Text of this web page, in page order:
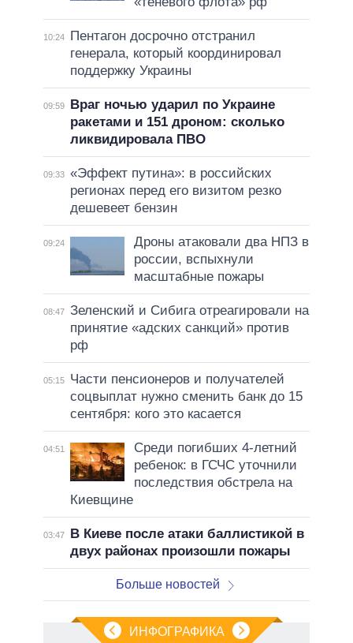
10:24
Пентагон досрочно отстранил
генерала, который координировал
поддержку Украины
09:59
Враг ночью ударил по Украине
ракетами и 151 дроном: сколько
ликвидировала ПВО
09:33 «Эффект путина»: в российских
регионах перед его визитом резко
дешевеет бензин
09:24
Дроны атаковали два НПЗ в
россии, вспыхнули
масштабные пожары
08:47 Зеленский и Сибига отреагировали на
принятие «адских санкций» против
рф
05:15
Части пенсионеров и получателей
соцвыплат нужно сменить банк до 15
сентября: кого это касается
04:51
Среди погибших 4-летний
ребенок: в ГСЧС уточнили
последствия обстрела на
Киевщине
03:47
В Киеве после атаки баллистикой в
двух районах произошли пожары
Больше новостей
ИНФОГРАФИКА